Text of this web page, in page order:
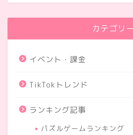
カテゴリー
イベント・課金
TikTokトレンド
ランキング記事
パズルゲームランキング